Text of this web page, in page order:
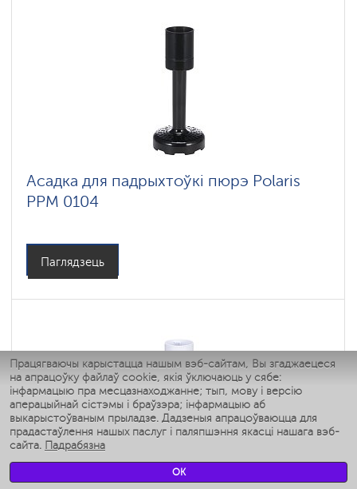
Працягваючы карыстацца нашым вэб-сайтам, Вы згаджаецеся
на апрацоўку файлаў cookie, якія ўключаюць у сябе:
інфармацыю пра месцазнаходжанне; тып, мову і версію
аперацыйнай сістэмы і браўзэра; інфармацыю аб
выкарыстоўваным прыладзе. Дадзеныя апрацоўваюцца для
прадастаўлення нашых паслуг і паляпшэння якасці нашага вэб-
сайта. Падрабязна
OK
Асадка для падрыхтоўкі пюрэ Polaris
PPM 0104
Паглядзець